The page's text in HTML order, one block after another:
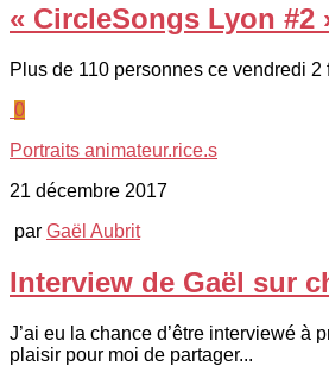
« CircleSongs Lyon #2
Plus de 110 personnes ce vendredi
0
Portraits animateur.rice.s
21 décembre 2017
par Gaël Aubrit
Interview de Gaël sur
J’ai eu la chance d’être interviewé à
plaisir pour moi de partager...